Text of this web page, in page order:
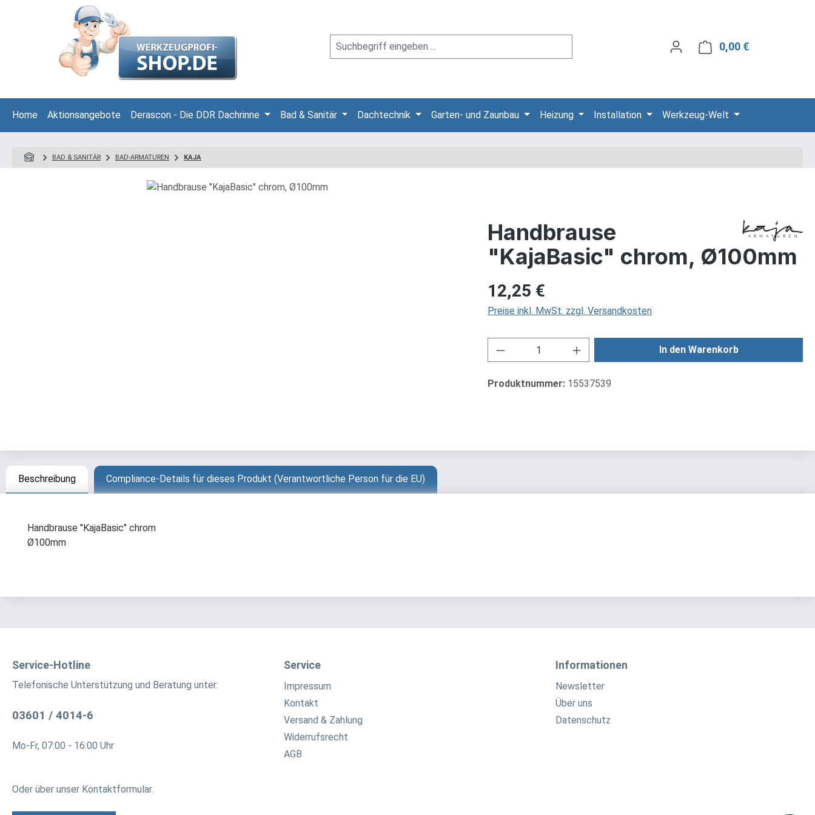
Hauptinhalt springen
Zur Suche springen
Zur Hauptnavigation springen
0,00 €Warenkorb
Home Aktionsangebote Derascon - Die DDR Dachrinne Bad & Sanitär Dachtechnik Garten- und Zaunbau Heizung Installation Werkzeug-Welt
BAD & SANITÄR BAD-ARMATUREN KAJA
Handbrause
"KajaBasic" chrom, Ø100mm
Regulärer Preis:
12,25 €
Preise inkl. MwSt. zzgl. Versandkosten
Produkt Anzahl: Gib den gewünschten Wert ein
In den Warenkorb
Produktnummer: 15537539
Beschreibung Compliance-Details für dieses Produkt (Verantwortliche Person für die EU)
Handbrause "KajaBasic" chrom
Ø100mm
Service-Hotline
Telefonische Unterstützung und Beratung unter:
03601 / 4014-6
Mo-Fr, 07:00 - 16:00 Uhr
Oder über unser Kontaktformular.
Service
Impressum
Kontakt
Versand & Zahlung
Widerrufsrecht
AGB
Informationen
Newsletter
Über uns
Datenschutz